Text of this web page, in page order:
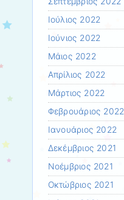
Ιούλιος 2022
Ιούνιος 2022
Μάιος 2022
Απρίλιος 2022
Μάρτιος 2022
Φεβρουάριος 2022
Ιανουάριος 2022
Δεκέμβριος 2021
Νοέμβριος 2021
Οκτώβριος 2021